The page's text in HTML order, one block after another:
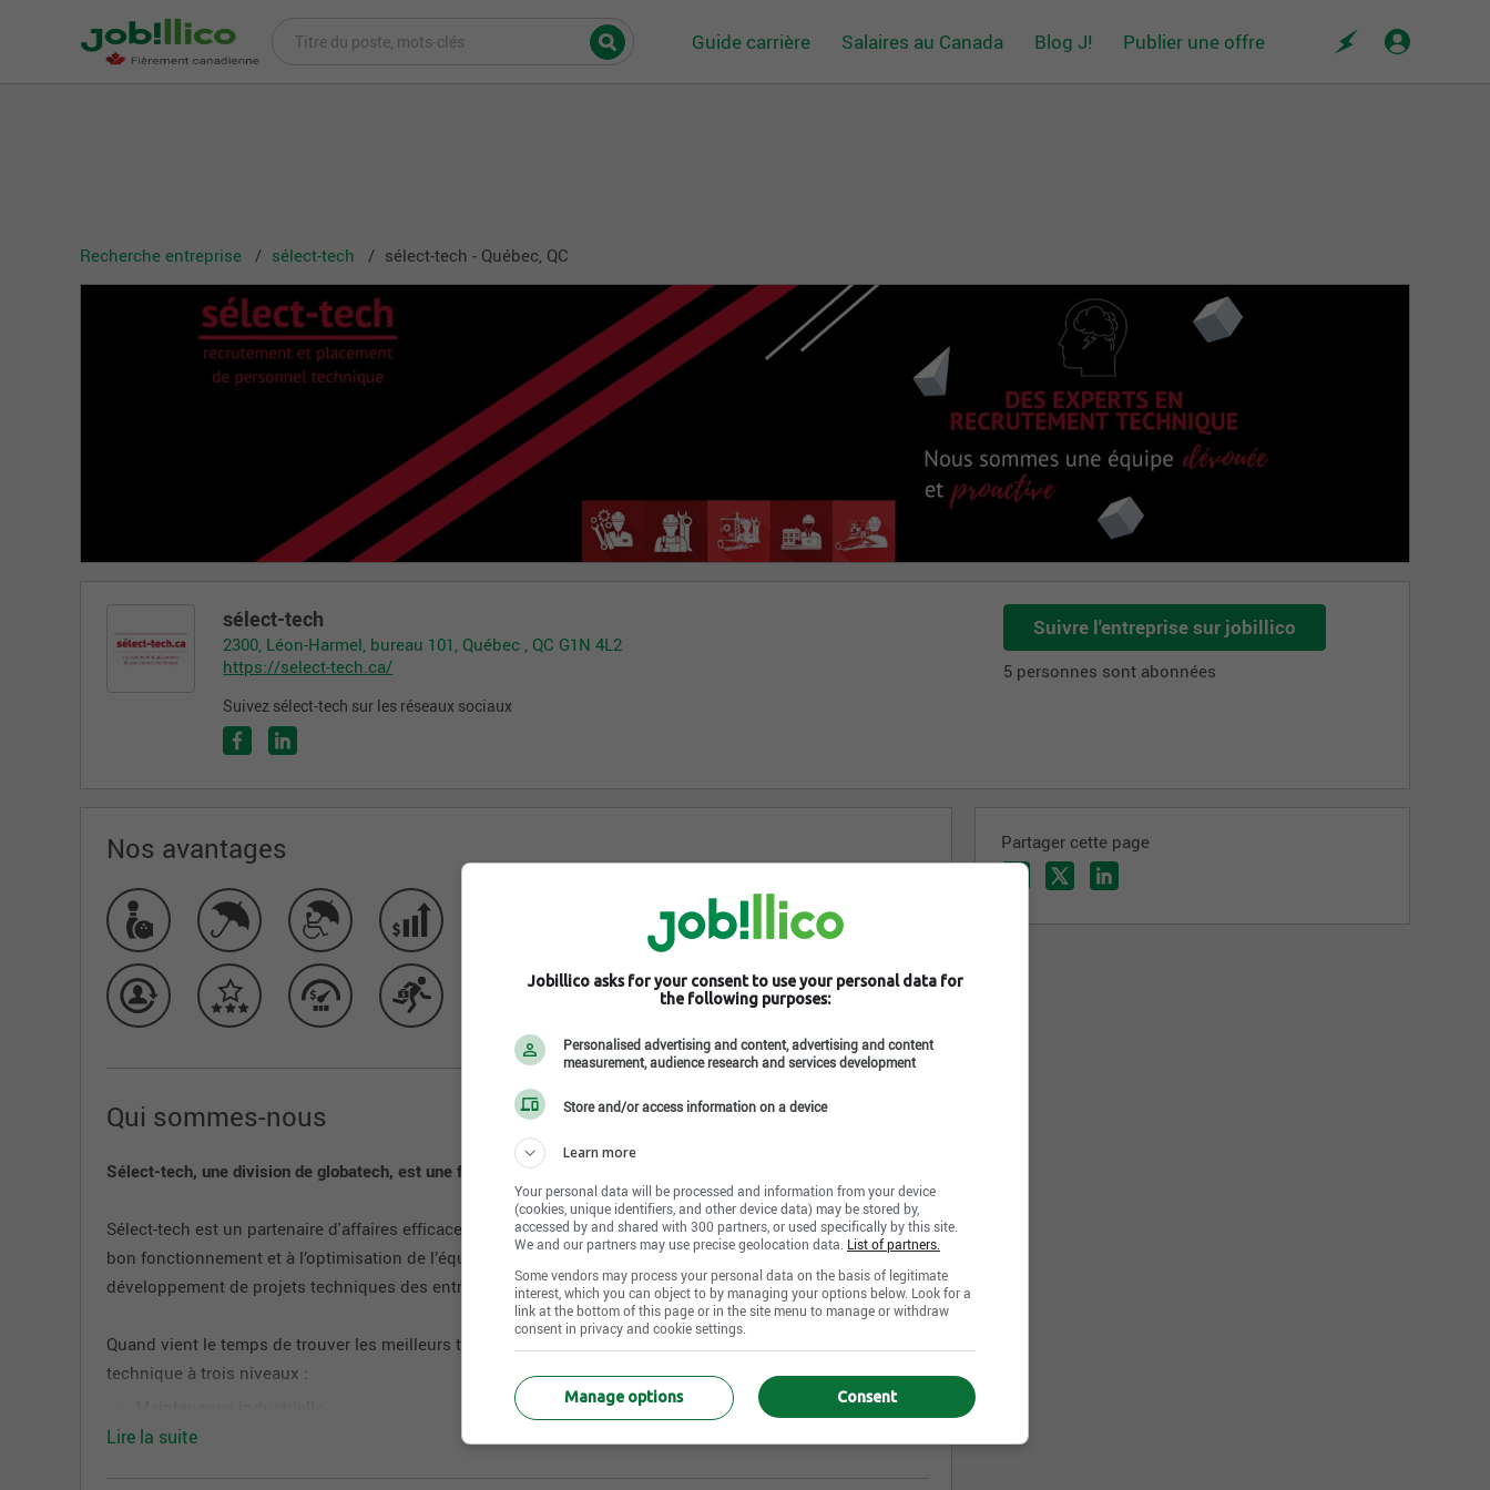
Guide carrière Salaires au Canada Blog J! Publier une offre
Recherche entreprise sélect-tech sélect-tech - Québec, QC
sélect-tech
2300, Léon-Harmel, bureau 101, Québec , QC G1N 4L2
https://select-tech.ca/
Suivez sélect-tech sur les réseaux sociaux
Suivre l'entreprise sur jobillico
5 personnes sont abonnées
Nos avantages
Qui sommes-nous
Sélect-tech, une division de globatech, est une firme de recrutement de personnel technique
Sélect-tech est un partenaire d'affaires efficace pour trouver du personnel expérimenté pour contribuer au
bon fonctionnement et à l’optimisation de l’équipement industriel en vue de favoriser l'innovation et le
développement de projets techniques des entreprises.
Quand vient le temps de trouver les meilleurs talents, Select-tech est le mieux placé pour agir à titre d'expert
technique à trois niveaux :
R & D - Amélioration continue
Lire la suite
Partager cette page
Jobillico asks for your consent to use your personal data for
the following purposes:
Personalised advertising and content, advertising and content
measurement, audience research and services development
Store and/or access information on a device
Learn more
Your personal data will be processed and information from your device
(cookies, unique identifiers, and other device data) may be stored by,
accessed by and shared with 300 partners, or used specifically by this site.
We and our partners may use precise geolocation data. List of partners.
Some vendors may process your personal data on the basis of legitimate
interest, which you can object to by managing your options below. Look for a
link at the bottom of this page or in the site menu to manage or withdraw
consent in privacy and cookie settings.
Consent
Manage options